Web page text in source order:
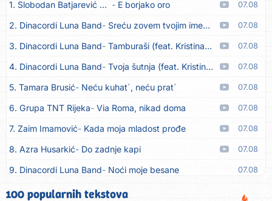
1. Slobodan Batjarević Čobe E borjako oro 07.08
2. Dinacordi Luna Band Sreću zovem tvojim imenom (feat. Kristina Smetko) 07.08
3. Dinacordi Luna Band Tamburaši (feat. Kristina Smetko) 07.08
4. Dinacordi Luna Band Tvoja šutnja (feat. Kristina Smetko) 07.08
5. Tamara Brusić Neću kuhat´, neću prat´ 07.08
6. Grupa TNT Rijeka Via Roma, nikad doma 07.08
7. Zaim Imamović Kada moja mladost prođe 07.08
8. Azra Husarkić Do zadnje kapi 07.08
9. Dinacordi Luna Band Noći moje besane 07.08
10. Pet za 5 Pozdravi mi Stubicu
100 popularnih tekstova